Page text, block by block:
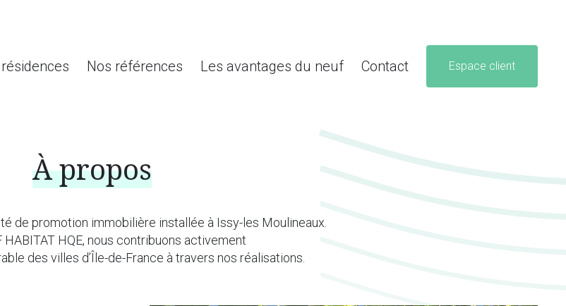
Nos références Les avantages du neuf Contact Espace client
À propos
de promotion immobilière installée à Issy-les Moulineaux.
HABITAT HQE, nous contribuons activement
des villes d’Île-de-France à travers nos réalisations.